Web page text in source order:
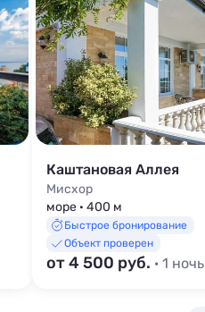
Каштановая Аллея
Мисхор
море · 400 м
Быстрое бронирование
Объект проверен
от 4 500 руб. · 1 ночь